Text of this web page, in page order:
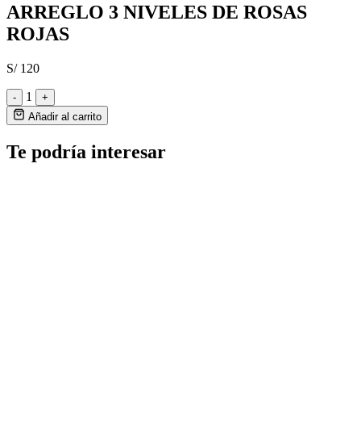
ARREGLO 3 NIVELES DE ROSAS
ROJAS
S/ 120
- 1
+
Añadir al carrito
Te podría interesar